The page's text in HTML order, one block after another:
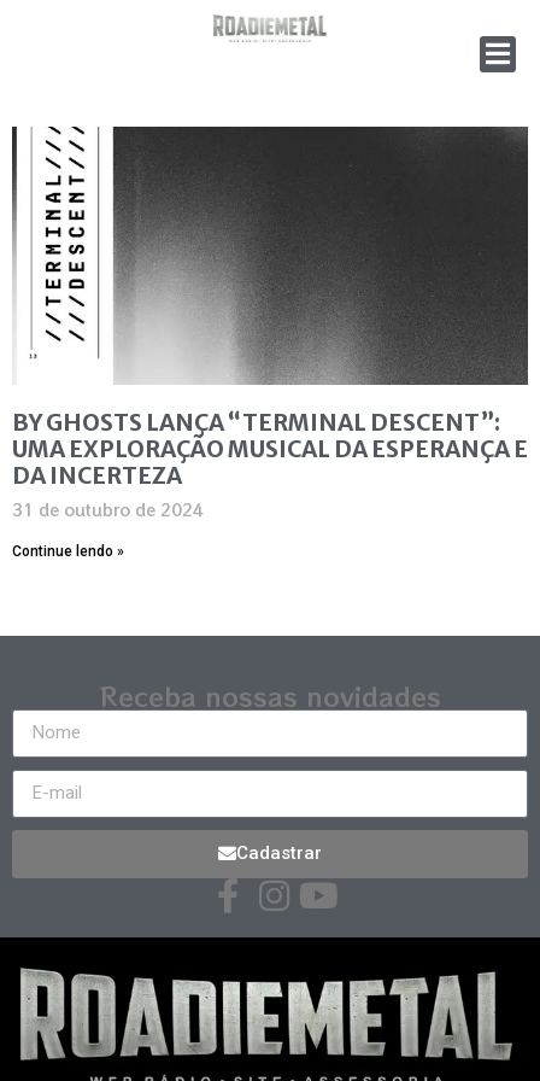
BY GHOSTS LANÇA “TERMINAL DESCENT”:
UMA EXPLORAÇÃO MUSICAL DA ESPERANÇA E
DA INCERTEZA
31 de outubro de 2024
Continue lendo »
Receba nossas novidades
Cadastrar